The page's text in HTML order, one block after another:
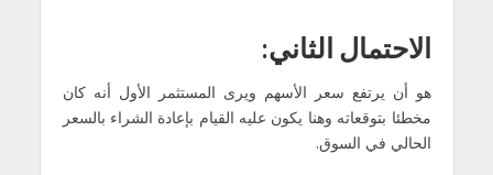
الاحتمال الثاني:
هو أن يرتفع سعر الأسهم ويرى المستثمر الأول أنه كان
مخطئا بتوقعاته وهنا يكون عليه القيام بإعادة الشراء بالسعر
الحالي في السوق.